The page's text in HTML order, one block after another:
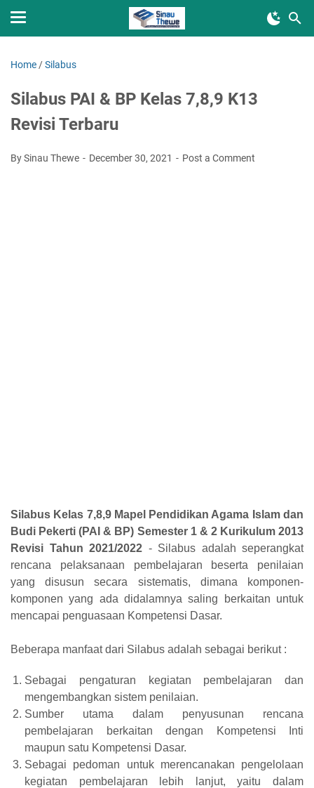
Home /Silabus
Silabus PAI & BP Kelas 7,8,9 K13
Revisi Terbaru
By Sinau Thewe December 30, 2021 Post a Comment
Silabus Kelas 7,8,9 Mapel Pendidikan Agama Islam dan
Budi Pekerti (PAI & BP) Semester 1 & 2 Kurikulum 2013
Revisi Tahun 2021/2022 - Silabus adalah seperangkat
rencana pelaksanaan pembelajaran beserta penilaian
yang disusun secara sistematis, dimana komponen-
komponen yang ada didalamnya saling berkaitan untuk
mencapai penguasaan Kompetensi Dasar.
Beberapa manfaat dari Silabus adalah sebagai berikut :
Sebagai pengaturan kegiatan pembelajaran dan
mengembangkan sistem penilaian.
Sumber utama dalam penyusunan rencana
pembelajaran berkaitan dengan Kompetensi Inti
maupun satu Kompetensi Dasar.
Sebagai pedoman untuk merencanakan pengelolaan
kegiatan pembelajaran lebih lanjut, yaitu dalam